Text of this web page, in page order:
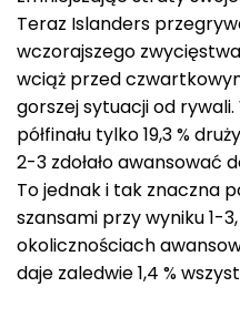
Teraz Islanders
wczorajszego
wciąż przed
gorszej sytuacji od
półfinału tylko 19,3 %
2-3 zdołało awansować
To jednak i tak znaczna
szansami przy wyniku 1-
okolicznościach
daje zaledwie 1,4 %